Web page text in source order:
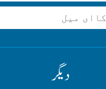
دیگر